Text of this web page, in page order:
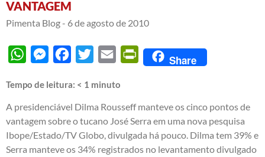
VANTAGEM
Pimenta Blog - 6 de agosto de 2010
WhatsAppMessengerFacebook
Twitter Email PrintFriendly
Share
Tempo de leitura: < 1 minuto
A presidenciável Dilma Rousseff manteve os cinco pontos de
vantagem sobre o tucano José Serra em uma nova pesquisa
Ibope/Estado/TV Globo, divulgada há pouco. Dilma tem 39% e
Serra manteve os 34% registrados no levantamento divulgado